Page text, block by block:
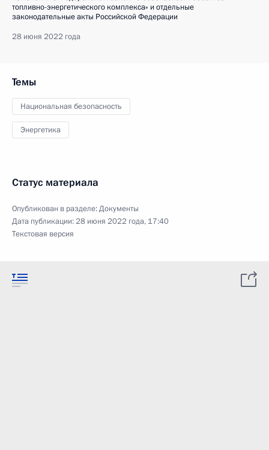
топливно-энергетического комплекса» и отдельные
законодательные акты Российской Федерации
28 июня 2022 года
Темы
Национальная безопасность
Энергетика
Статус материала
Опубликован в разделе:Документы
Дата публикации:28 июня 2022 года, 17:40
Текстовая версия